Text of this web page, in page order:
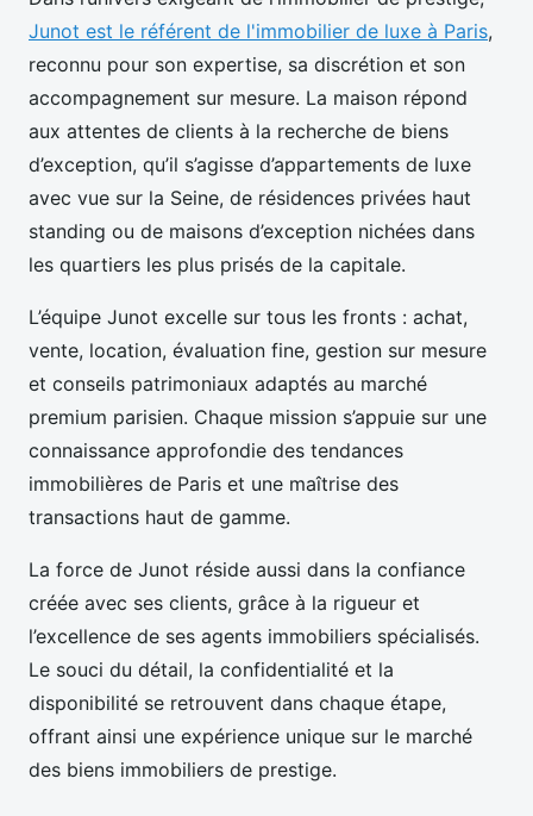
Junot est le référent de l'immobilier de luxe à Paris,
reconnu pour son expertise, sa discrétion et son
accompagnement sur mesure. La maison répond
aux attentes de clients à la recherche de biens
d’exception, qu’il s’agisse d’appartements de luxe
avec vue sur la Seine, de résidences privées haut
standing ou de maisons d’exception nichées dans
les quartiers les plus prisés de la capitale.
L’équipe Junot excelle sur tous les fronts : achat,
vente, location, évaluation fine, gestion sur mesure
et conseils patrimoniaux adaptés au marché
premium parisien. Chaque mission s’appuie sur une
connaissance approfondie des tendances
immobilières de Paris et une maîtrise des
transactions haut de gamme.
La force de Junot réside aussi dans la confiance
créée avec ses clients, grâce à la rigueur et
l’excellence de ses agents immobiliers spécialisés.
Le souci du détail, la confidentialité et la
disponibilité se retrouvent dans chaque étape,
offrant ainsi une expérience unique sur le marché
des biens immobiliers de prestige.